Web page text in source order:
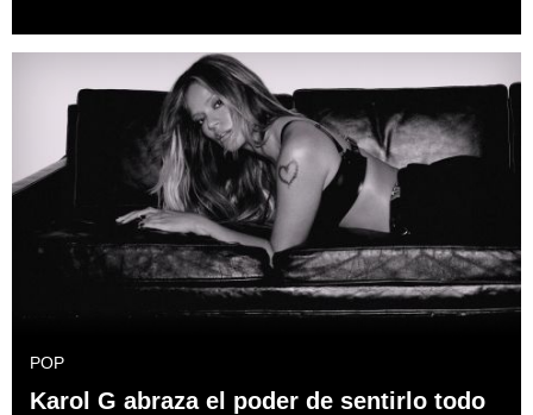
POP
Karol G abraza el poder de sentirlo todo